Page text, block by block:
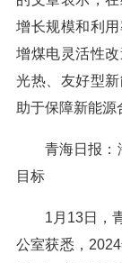
增长规模和利
增煤电灵活性
光热、友好型
助于保障新能源
青海日报：海
目标
1月13日，青
公室获悉，